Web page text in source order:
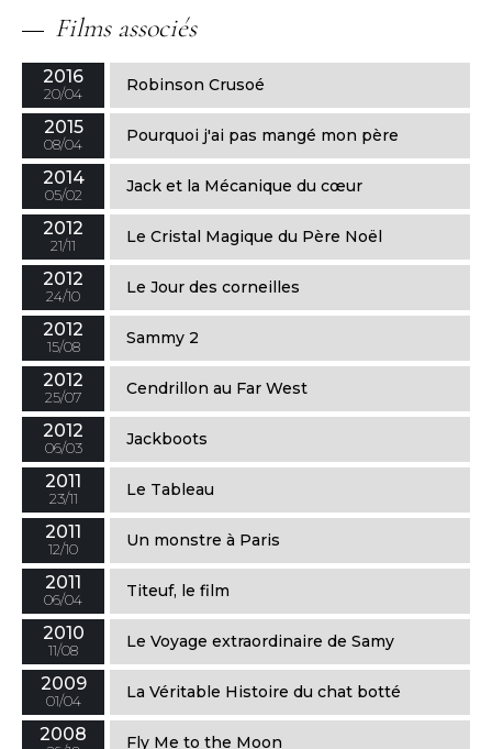
Films associés
2016
20/04 Robinson Crusoé
2015
08/04 Pourquoi j'ai pas mangé mon père
2014
05/02 Jack et la Mécanique du cœur
2012
21/11 Le Cristal Magique du Père Noël
2012
24/10 Le Jour des corneilles
2012
15/08 Sammy 2
2012
25/07 Cendrillon au Far West
2012
06/03 Jackboots
2011
23/11 Le Tableau
2011
12/10 Un monstre à Paris
2011
06/04 Titeuf, le film
2010
11/08 Le Voyage extraordinaire de Samy
2009
01/04 La Véritable Histoire du chat botté
2008 Fly Me to the Moon